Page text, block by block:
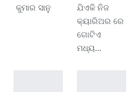
କୁମାର ସାନୁ
ଯିଏକି ନିଜ
କ୍ୟାରିଅର ରେ
ଗୋଟିଏ
ମଧ୍ୟ…